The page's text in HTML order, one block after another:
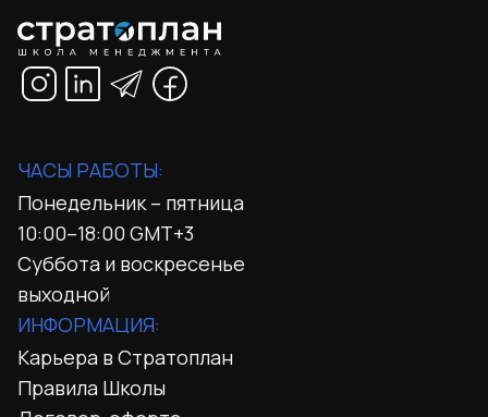
ЧАСЫ РАБОТЫ:
Понедельник – пятница
10:00–18:00 GMT+3
Суббота и воскресенье
выходной
ИНФОРМАЦИЯ:
Карьера в Стратоплан
Правила Школы